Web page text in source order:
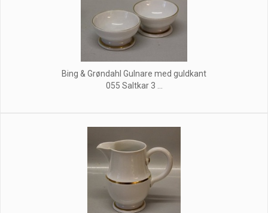
Bing & Grøndahl Gulnare med guldkant
055 Saltkar 3 ...